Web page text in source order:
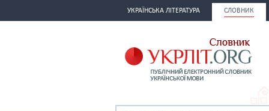
УКРАЇНСЬКА ЛІТЕРАТУРА СЛОВНИК